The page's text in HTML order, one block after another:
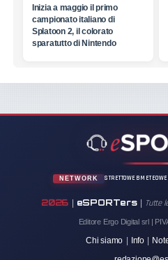
Inizia a maggio il primo
campionato italiano di
Splatoon 2, il colorato
sparatutto di Nintendo
NETWORK STRETTOWEB
2026 eSPORTers Tutte
Editore Ergo Digital srl |
Chi siamo | Info |